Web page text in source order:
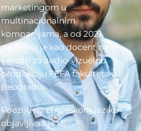
marketingom u
multinacionalnim
kompanijama, a od 2021.
zaposlen je kao docent na
katedri za audio-vizuelnu
produkciju FEFA fakulteta u
Beogradu.
Poeziju na engleskom jeziku
objavljivao je u